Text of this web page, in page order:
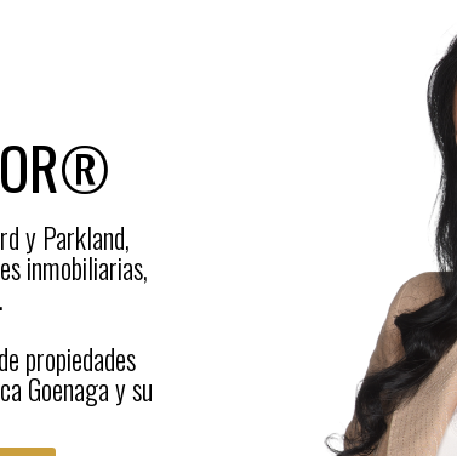
y Parkland,
inmobiliarias,
propiedades
Goenaga y su